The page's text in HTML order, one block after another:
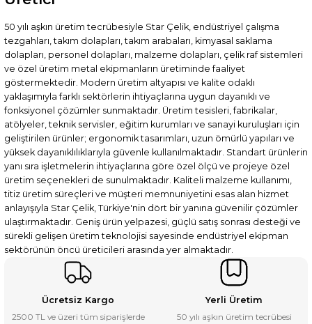
50 yılı aşkın üretim tecrübesiyle Star Çelik, endüstriyel çalışma
tezgahları, takım dolapları, takım arabaları, kimyasal saklama
dolapları, personel dolapları, malzeme dolapları, çelik raf sistemleri
ve özel üretim metal ekipmanların üretiminde faaliyet
göstermektedir. Modern üretim altyapısı ve kalite odaklı
yaklaşımıyla farklı sektörlerin ihtiyaçlarına uygun dayanıklı ve
fonksiyonel çözümler sunmaktadır. Üretim tesisleri, fabrikalar,
atölyeler, teknik servisler, eğitim kurumları ve sanayi kuruluşları için
geliştirilen ürünler; ergonomik tasarımları, uzun ömürlü yapıları ve
yüksek dayanıklılıklarıyla güvenle kullanılmaktadır. Standart ürünlerin
yanı sıra işletmelerin ihtiyaçlarına göre özel ölçü ve projeye özel
üretim seçenekleri de sunulmaktadır. Kaliteli malzeme kullanımı,
titiz üretim süreçleri ve müşteri memnuniyetini esas alan hizmet
anlayışıyla Star Çelik, Türkiye'nin dört bir yanına güvenilir çözümler
ulaştırmaktadır. Geniş ürün yelpazesi, güçlü satış sonrası desteği ve
sürekli gelişen üretim teknolojisi sayesinde endüstriyel ekipman
sektörünün öncü üreticileri arasında yer almaktadır.
Ücretsiz Kargo
2500 TL ve üzeri tüm siparişlerde
Yerli Üretim
50 yılı aşkın üretim tecrübesi